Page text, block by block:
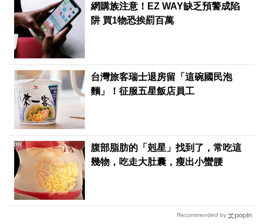
網購族注意！EZ WAY缺乏預警成陷
阱 買1物恐挨罰百萬
台灣旅客瑞士退房留「這碗國民泡
麵」！征服五星飯店員工
腹部脂肪的「剋星」找到了，常吃這
幾物，吃走大肚囊，瘦出小蠻腰
PR
Recommended by